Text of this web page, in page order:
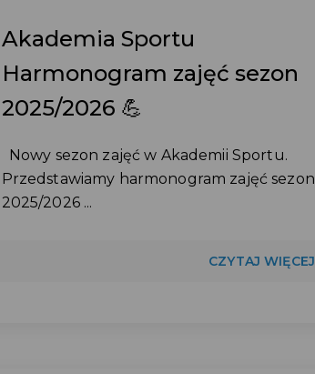
Akademia Sportu
Harmonogram zajęć sezon
2025/2026 💪
Nowy sezon zajęć w Akademii Sportu.
Przedstawiamy harmonogram zajęć sezon
2025/2026 ...
CZYTAJ WIĘCEJ